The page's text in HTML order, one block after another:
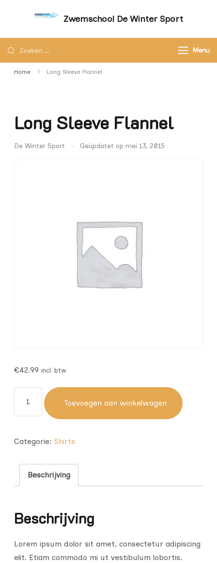
Zwemschool De Winter Sport
aandacht – Zwemschool De Winter Sport
Menu
Home Long Sleeve Flannel
Long Sleeve Flannel
De Winter Sport Geüpdatet op mei 13, 2015
€42.99 incl. btw
Toevoegen aan winkelwagen
Categorie: Shirts
Beschrijving
Beschrijving
Lorem ipsum dolor sit amet, consectetur adipiscing
elit. Etiam commodo mi ut vestibulum lobortis.